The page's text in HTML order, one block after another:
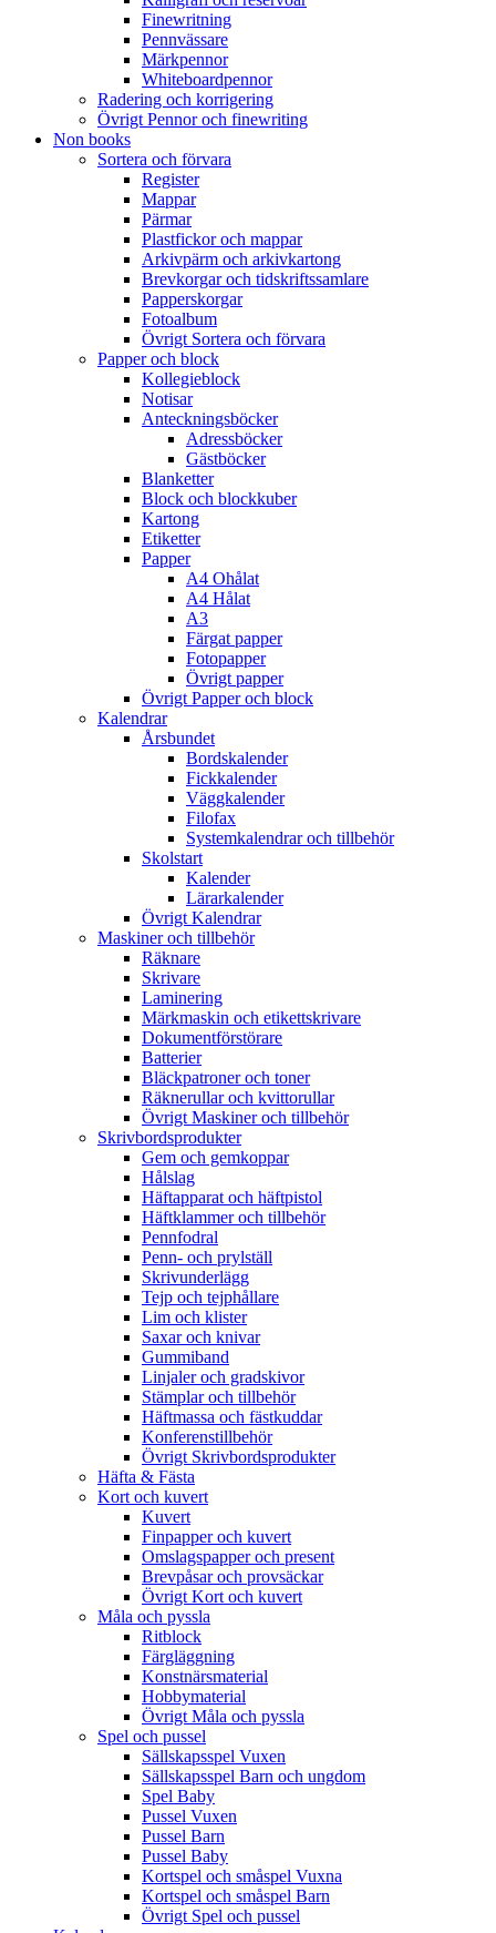
Finewritning
Pennvässare
Märkpennor
Whiteboardpennor
Radering och korrigering
Övrigt Pennor och finewriting
Non books
Sortera och förvara
Register
Mappar
Pärmar
Plastfickor och mappar
Arkivpärm och arkivkartong
Brevkorgar och tidskriftssamlare
Papperskorgar
Fotoalbum
Övrigt Sortera och förvara
Papper och block
Kollegieblock
Notisar
Anteckningsböcker
Adressböcker
Gästböcker
Blanketter
Block och blockkuber
Kartong
Etiketter
Papper
A4 Ohålat
A4 Hålat
A3
Färgat papper
Fotopapper
Övrigt papper
Övrigt Papper och block
Kalendrar
Årsbundet
Bordskalender
Fickkalender
Väggkalender
Filofax
Systemkalendrar och tillbehör
Skolstart
Kalender
Lärarkalender
Övrigt Kalendrar
Maskiner och tillbehör
Räknare
Skrivare
Laminering
Märkmaskin och etikettskrivare
Dokumentförstörare
Batterier
Bläckpatroner och toner
Räknerullar och kvittorullar
Övrigt Maskiner och tillbehör
Skrivbordsprodukter
Gem och gemkoppar
Hålslag
Häftapparat och häftpistol
Häftklammer och tillbehör
Pennfodral
Penn- och prylställ
Skrivunderlägg
Tejp och tejphållare
Lim och klister
Saxar och knivar
Gummiband
Linjaler och gradskivor
Stämplar och tillbehör
Häftmassa och fästkuddar
Konferenstillbehör
Övrigt Skrivbordsprodukter
Häfta & Fästa
Kort och kuvert
Kuvert
Finpapper och kuvert
Omslagspapper och present
Brevpåsar och provsäckar
Övrigt Kort och kuvert
Måla och pyssla
Ritblock
Färgläggning
Konstnärsmaterial
Hobbymaterial
Övrigt Måla och pyssla
Spel och pussel
Sällskapsspel Vuxen
Sällskapsspel Barn och ungdom
Spel Baby
Pussel Vuxen
Pussel Barn
Pussel Baby
Kortspel och småspel Vuxna
Kortspel och småspel Barn
Övrigt Spel och pussel